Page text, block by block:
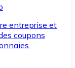
entreprise et
coupons